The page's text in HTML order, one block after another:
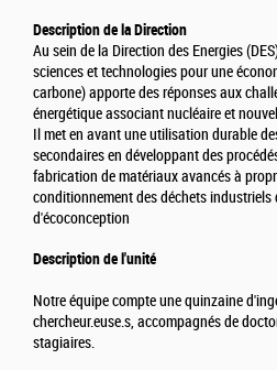
Description de la Direction
Au sein de la Direction des Energies
sciences et technologies pour une
carbone) apporte des réponses aux
énergétique associant nucléaire et
Il met en avant une utilisation durable
secondaires en développant des
fabrication de matériaux avancés à
conditionnement des déchets industriels
d'écoconception
Description de l'unité
Notre équipe compte une quinzaine
chercheur.euse.s, accompagnés de
stagiaires.